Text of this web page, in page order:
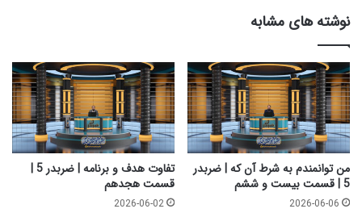
ر
5
|
ق
س
م
ت
پ
ن
ج
م
و
ی
|
ب
ر
ب
ا
ل
م
ل
ا
ئ
نوشته های مشابه
من توانمندم به شرط آن که | ضربدر
5 | قسمت بیست و ششم
2026-06-06
تفاوت هدف و برنامه | ضربدر 5 |
قسمت هجدهم
2026-06-02